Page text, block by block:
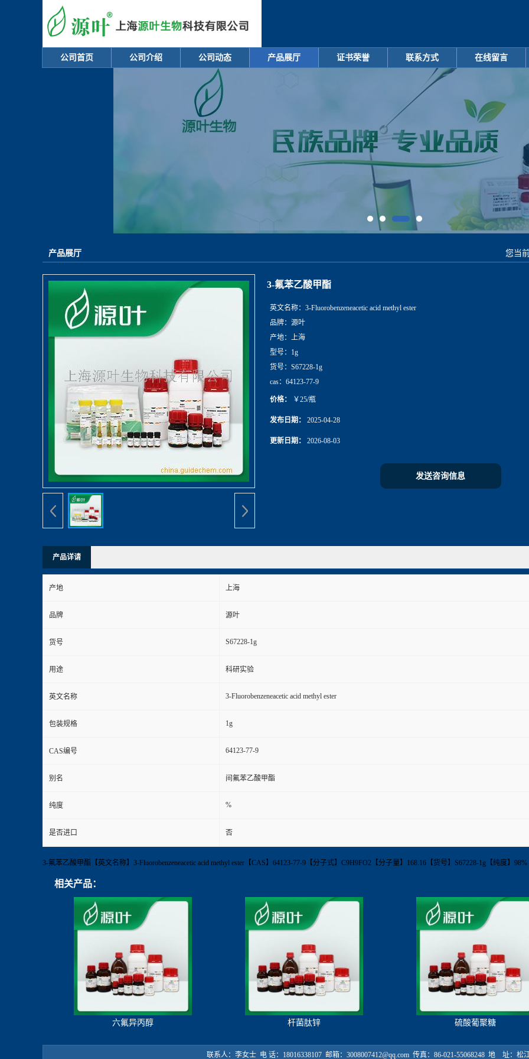
公司首页 公司介绍 公司动态 产品展厅 证书荣誉 联系方式 在线留言
产品展厅 您当
3-氟苯乙酸甲酯
英文名称： 3-Fluorobenzeneacetic acid methyl ester
品牌： 源叶
产地： 上海
型号： 1g
货号： S67228-1g
cas： 64123-77-9
价格： ￥25/瓶
发布日期： 2025-04-28
更新日期： 2026-08-03
发送咨询信息
产品详请
产地 上海
品牌 源叶
货号 S67228-1g
用途 科研实验
英文名称 3-Fluorobenzeneacetic acid methyl ester
包装规格 1g
CAS编号 64123-77-9
别名 间氟苯乙酸甲酯
纯度 %
是否进口 否
3-氟苯乙酸甲酯【英文名称】3-Fluorobenzeneacetic acid methyl ester【CAS】64123-77-9【分子式】C9H9FO2【分子量】168.16【货号】S67228-1g【纯度】
相关产品：
六氟异丙醇 杆菌肽锌 硫酸葡聚糖
联系人：李女士 电 话：18016338107 邮箱：3008007412@qq.com 传真：86-021-55068248 地 址：松